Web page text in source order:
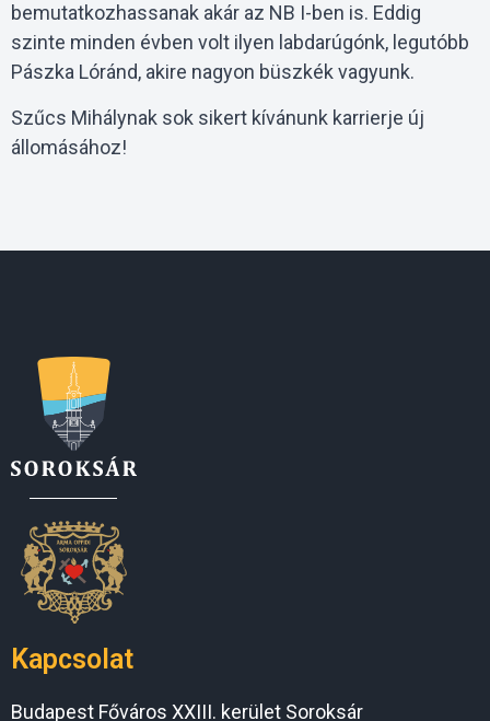
bemutatkozhassanak akár az NB I-ben is. Eddig
szinte minden évben volt ilyen labdarúgónk, legutóbb
Pászka Lóránd, akire nagyon büszkék vagyunk.
Szűcs Mihálynak sok sikert kívánunk karrierje új
állomásához!
Kapcsolat
Budapest Főváros XXIII. kerület Soroksár